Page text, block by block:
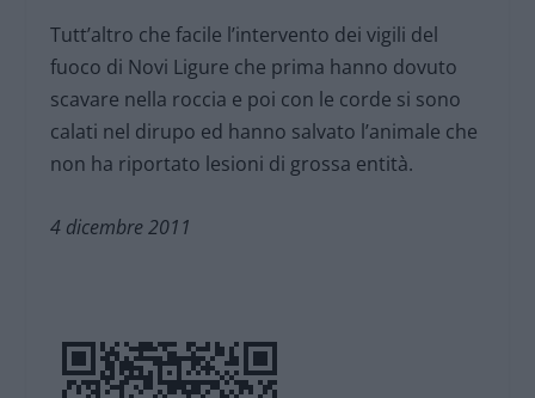
Tutt’altro che facile l’intervento dei vigili del
fuoco di Novi Ligure che prima hanno dovuto
scavare nella roccia e poi con le corde si sono
calati nel dirupo ed hanno salvato l’animale che
non ha riportato lesioni di grossa entità.
4 dicembre 2011